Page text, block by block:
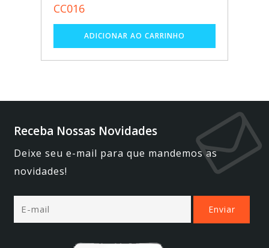
CC016
Receba Nossas Novidades
Deixe seu e-mail para que mandemos as
novidades!